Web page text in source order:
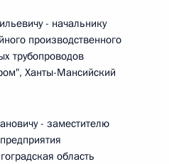
- начальнику
производственного
трубопроводов
Ханты-Мансийский
- заместителю
область